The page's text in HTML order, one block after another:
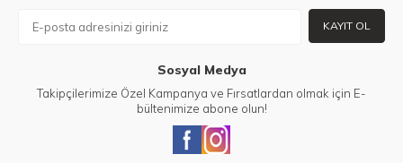
KAYIT OL
Sosyal Medya
Takipçilerimize Özel Kampanya ve Fırsatlardan olmak için E-
bültenimize abone olun!